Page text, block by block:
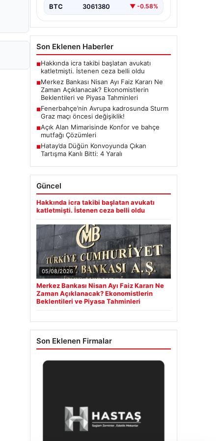
ayı faiz kararını belirlemek üzere…
BTC 3061380 ▼ -0.58%
Son Eklenen Haberler
■Hakkında icra takibi başlatan avukatı
katletmişti. İstenen ceza belli oldu
■Merkez Bankası Nisan Ayı Faiz Kararı Ne
Zaman Açıklanacak? Ekonomistlerin
Beklentileri ve Piyasa Tahminleri
■Fenerbahçe’nin Avrupa kadrosunda Sturm
Graz maçı öncesi değişiklik!
■Açık Alan Mimarisinde Konfor ve bahçe
mutfağı Çözümleri
■Hatay’da Düğün Konvoyunda Çıkan
Tartışma Kanlı Bitti: 4 Yaralı
Güncel
Hakkında icra takibi başlatan avukatı
katletmişti. İstenen ceza belli oldu
05/08/2026
Merkez Bankası Nisan Ayı Faiz Kararı Ne
Zaman Açıklanacak? Ekonomistlerin
Beklentileri ve Piyasa Tahminleri
Son Eklenen Firmalar